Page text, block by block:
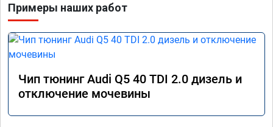
Примеры наших работ
Чип тюнинг Audi Q5 40 TDI 2.0 дизель и
отключение мочевины